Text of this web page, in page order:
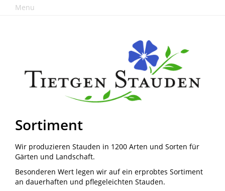
Menu
Sortiment
Wir produzieren Stauden in 1200 Arten und Sorten für
Gärten und Landschaft.
Besonderen Wert legen wir auf ein erprobtes Sortiment
an dauerhaften und pflegeleichten Stauden.